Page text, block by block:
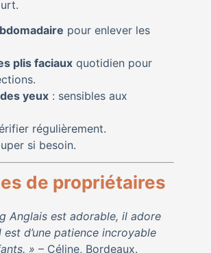
pour enlever les
plis faciaux quotidien pour
yeux : sensibles aux
régulièrement.
si besoin.
de propriétaires
Anglais est adorable, il adore
d’une patience incroyable
» – Céline, Bordeaux.